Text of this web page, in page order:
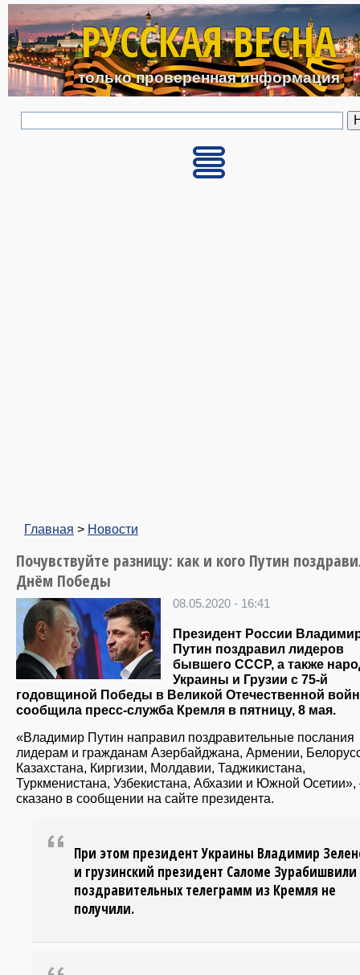
Перейти к основному
РУССКАЯ ВЕСНА
только проверенная информация
Главная > Новости
Почувствуйте разницу: как и кого Путин
Днём Победы
08.05.2020 - 16:41
Президент России
Путин поздравил лидеров
бывшего СССР, а также
Украины и Грузии с 75-й
годовщиной Победы в Великой Отечественной
сообщила пресс-служба Кремля в пятницу, 8 мая.
«Владимир Путин направил поздравительные послания
лидерам и гражданам Азербайджана, Армении,
Казахстана, Киргизии, Молдавии, Таджикистана,
Туркменистана, Узбекистана, Абхазии и Южной
сказано в сообщении на сайте президента.
При этом президент Украины Владимир
и грузинский президент Саломе Зурабишвили
поздравительных телеграмм из Кремля не
получили.